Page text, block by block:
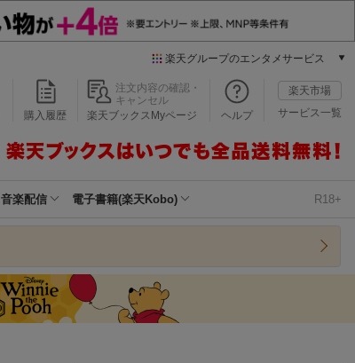
楽天グループのエンタメサービス
本/ゲーム/CD/DVD
楽天ブックス
楽天Kobo
購入履歴
注文内容の確認・
キャンセル
楽天ブックスMyページ
ヘルプ
楽天市場
サービス一覧
音楽配信 電子書籍(楽天Kobo) R18+